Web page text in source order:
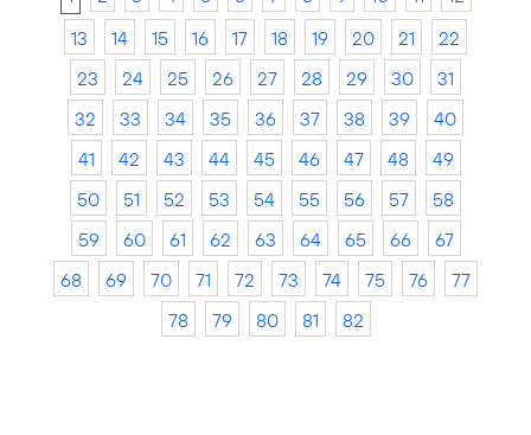
13
14 15 16 17 18 19 20 21
22
23
24 25 26 27 28 29 30
31
32
33 34 35 36 37 38 39
40
41
42 43 44 45 46 47 48
49
50
51 52 53 54 55 56 57
58
59
60 61 62 63 64 65 66
67
68
69 70 71 72 73 74 75 76
77
78
79 80 81 82